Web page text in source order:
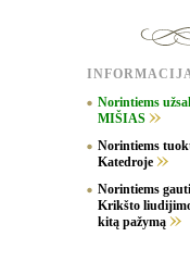
Norintiems
MIŠIAS
Norintiems
Katedroje
Norintiems gauti
Krikšto
kitą pažymą